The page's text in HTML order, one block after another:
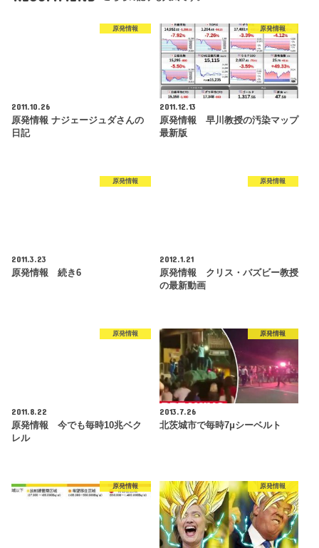
原発情報
2011.10.26
原発情報 ナジェージュダさんの
日記
原発情報
2011.12.13
原発情報 早川教授の汚染マップ
最新版
原発情報
2011.3.23
原発情報 続き6
原発情報
2012.1.21
原発情報 クリス・バズビー教授
の最新動画
原発情報
2011.8.22
原発情報 今でも毎時10兆ベク
レル
原発情報
2013.7.26
北茨城市で毎時7μシーベルト
原発情報 原発情報